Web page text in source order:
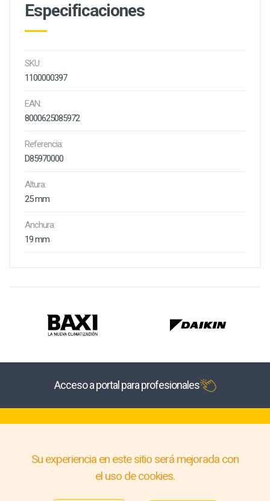
Especificaciones
SKU:
1100000397
EAN:
8000625085972
Referencia:
D85970000
Altura:
25 mm
Anchura:
19 mm
Acceso a portal para profesionales
Su experiencia en este sitio será mejorada con
el uso de cookies.